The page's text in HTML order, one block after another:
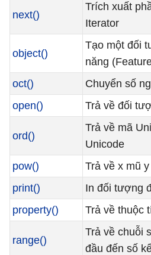
next()
Trích xuất
Iterator
object()
Tạo một đối
năng
oct()
Chuyển số
open()
Trả về đối
ord()
Trả về mã
Unicode
pow()
Trả về x mũ y
print()
In đối tượng
property()
Trả về thuộc
range()
Trả về chuỗi
đầu đến số